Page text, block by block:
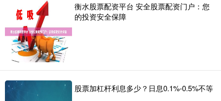
衡水股票配资平台 安全股票配资门户：您
的投资安全保障
股票加杠杆利息多少？日息0.1%-0.5%不等